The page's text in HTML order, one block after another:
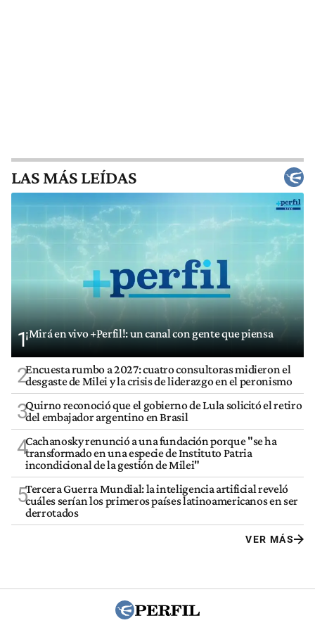
LAS MÁS LEÍDAS
1¡Mirá en vivo +Perfil!: un canal con gente que piensa
2Encuesta rumbo a 2027: cuatro consultoras midieron el
desgaste de Milei y la crisis de liderazgo en el peronismo
3Quirno reconoció que el gobierno de Lula solicitó el retiro
del embajador argentino en Brasil
4Cachanosky renunció a una fundación porque "se ha
transformado en una especie de Instituto Patria
incondicional de la gestión de Milei"
5Tercera Guerra Mundial: la inteligencia artificial reveló
cuáles serían los primeros países latinoamericanos en ser
derrotados
VER MÁS